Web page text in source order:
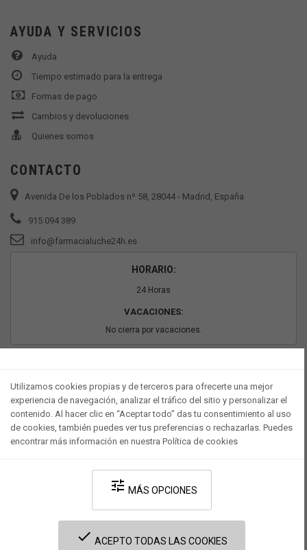
AYUDA Y SERVICIOS
Ayuda
Tiempo estimado para la entrega
Formas de pago
Cambios y devoluciones
Quienes somos
CONTACTO
Avenida De los Poblados nº 58, 28044 - Madrid, España
915 094 389
info@farmacialuche24h.es
HORARIO:
24 Horas
VACACIONES:
No cierra por vacaciones.
Desarrollado por V·Farma-Política de privacidad-Política de cookies
Términos y condiciones legales
Utilizamos cookies propias y de terceros para ofrecerte una mejor
experiencia de navegación, analizar el tráfico del sitio y personalizar el
contenido. Al hacer clic en “Aceptar todo” das tu consentimiento al uso
de cookies, también puedes ver tus preferencias o rechazarlas. Puedes
encontrar más información en nuestra Política de cookies
tune MÁS OPCIONES
done ACEPTO TODAS LAS COOKIES